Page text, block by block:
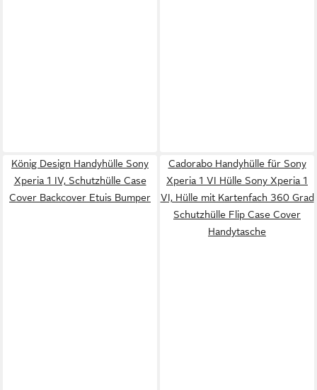
König Design Handyhülle Sony
Xperia 1 IV, Schutzhülle Case
Cover Backcover Etuis Bumper
Cadorabo Handyhülle für Sony
Xperia 1 VI Hülle Sony Xperia 1
VI, Hülle mit Kartenfach 360 Grad
Schutzhülle Flip Case Cover
Handytasche